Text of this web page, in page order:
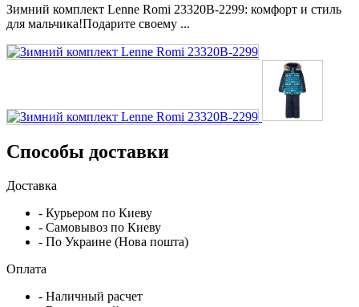
Зимний комплект Lenne Romi 23320B-2299: комфорт и стиль
для мальчика!Подарите своему ...
Способы доставки
Доставка
- Курьером по Киеву
- Самовывоз по Киеву
- По Украине (Нова пошта)
Оплата
- Наличный расчет